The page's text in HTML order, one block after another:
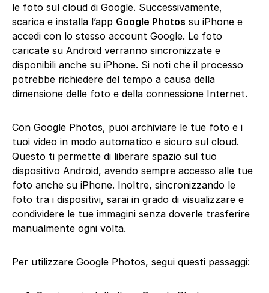
le foto sul cloud di Google. Successivamente,
scarica e installa l’app Google Photos su iPhone e
accedi con lo stesso account Google. Le foto
caricate su Android verranno sincronizzate e
disponibili anche su iPhone. Si noti che il processo
potrebbe richiedere del tempo a causa della
dimensione delle foto e della connessione Internet.
Con Google Photos, puoi archiviare le tue foto e i
tuoi video in modo automatico e sicuro sul cloud.
Questo ti permette di liberare spazio sul tuo
dispositivo Android, avendo sempre accesso alle tue
foto anche su iPhone. Inoltre, sincronizzando le
foto tra i dispositivi, sarai in grado di visualizzare e
condividere le tue immagini senza doverle trasferire
manualmente ogni volta.
Per utilizzare Google Photos, segui questi passaggi: